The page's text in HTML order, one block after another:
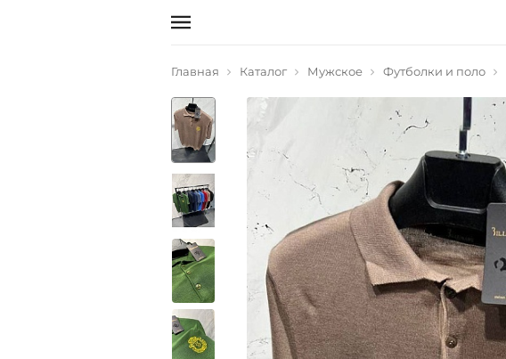
Главная Каталог Мужское Футболки и поло